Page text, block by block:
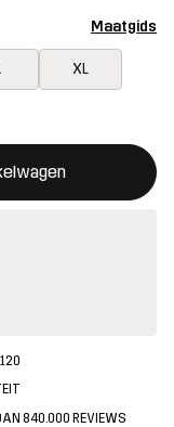
Maatgids
XL
van een
840.000 REVIEWS